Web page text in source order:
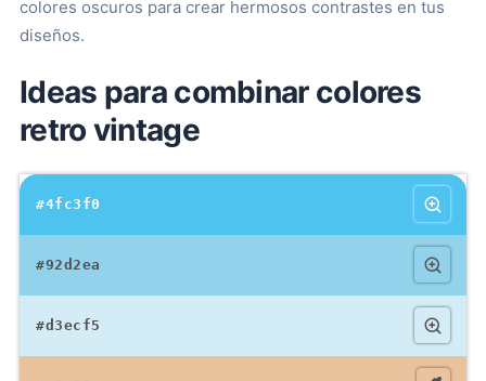
colores oscuros para crear hermosos contrastes en tus
diseños.
Ideas para combinar colores
retro vintage
#4fc3f0
#92d2ea
#d3ecf5